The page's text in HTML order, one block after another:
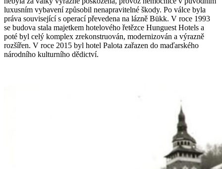
luxusním vybavení způsobil nenapravitelné škody. Po válce byla
práva související s operací převedena na lázně Bükk. V roce 1993
se budova stala majetkem hotelového řetězce Hunguest Hotels a
poté byl celý komplex zrekonstruován, modernizován a výrazně
rozšířen. V roce 2015 byl hotel Palota zařazen do maďarského
národního kulturního dědictví.